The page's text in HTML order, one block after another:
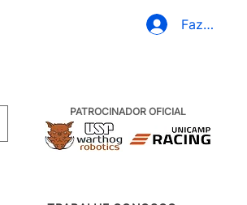
Fazer Login
PATROCINADOR OFICIAL